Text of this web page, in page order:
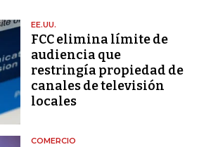
EE.UU.
FCC elimina límite de
audiencia que
restringía propiedad de
canales de televisión
locales
COMERCIO